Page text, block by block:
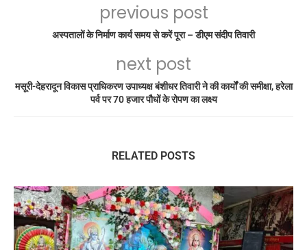
previous post
अस्पतालों के निर्माण कार्य समय से करें पूरा – डीएम संदीप तिवारी
next post
मसूरी-देहरादून विकास प्राधिकरण उपाध्यक्ष बंशीधर तिवारी ने की कार्यों की समीक्षा, हरेला
पर्व पर 70 हजार पौधों के रोपण का लक्ष्य
RELATED POSTS